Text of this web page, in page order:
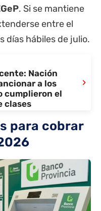
. Si se mantiene
entre el
días hábiles de julio.
Nación
a los
cumplieron el
clases
›
para cobrar